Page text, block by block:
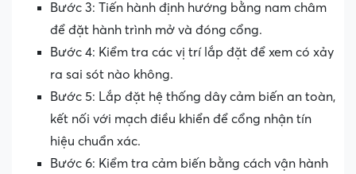
Bước 3: Tiến hành định hướng bằng nam châm
để đặt hành trình mở và đóng cổng.
Bước 4: Kiểm tra các vị trí lắp đặt để xem có xảy
ra sai sót nào không.
Bước 5: Lắp đặt hệ thống dây cảm biến an toàn,
kết nối với mạch điều khiển để cổng nhận tín
hiệu chuẩn xác.
Bước 6: Kiểm tra cảm biến bằng cách vận hành